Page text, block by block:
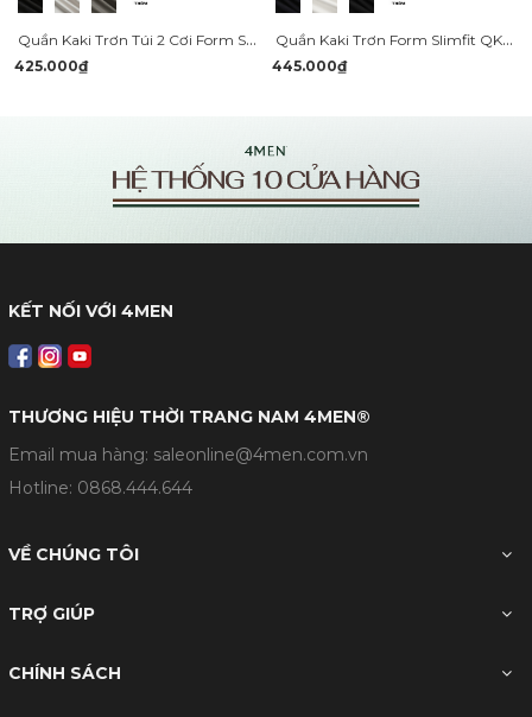
Quần Kaki Trơn Túi 2 Cơi Form Slimfit QK034
425.000₫
Quần Kaki Trơn Form Slimfit QK032
445.000₫
KẾT NỐI VỚI 4MEN
THƯƠNG HIỆU THỜI TRANG NAM 4MEN®
Email mua hàng: saleonline@4men.com.vn
Hotline: 0868.444.644
VỀ CHÚNG TÔI
TRỢ GIÚP
CHÍNH SÁCH